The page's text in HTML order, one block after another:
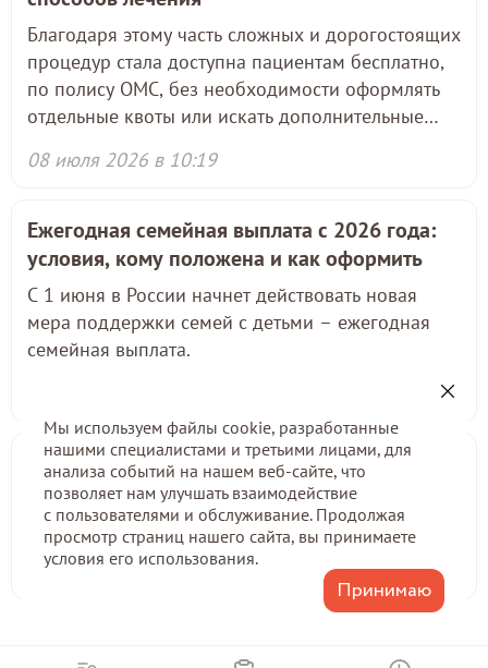
Благодаря этому часть сложных и дорогостоящих
процедур стала доступна пациентам бесплатно,
по полису ОМС, без необходимости оформлять
отдельные квоты или искать дополнительные
08 июля 2026 в 10:19
Ежегодная семейная выплата с 2026 года:
условия, кому положена и как оформить
С 1 июня в России начнет действовать новая
мера поддержки семей с детьми – ежегодная
семейная выплата.
Что делать, если взломали аккаунт Госуслуг?
Восстановите пароль онлайн на Госуслугах, через
МФЦ Чеченской Республики.
29 июня 2026 в 09:38
Мы используем файлы cookie, разработанные
нашими специалистами и третьими лицами, для
анализа событий на нашем веб-сайте, что
позволяет нам улучшать взаимодействие
с пользователями и обслуживание. Продолжая
просмотр страниц нашего сайта, вы принимаете
условия его использования.
Принимаю